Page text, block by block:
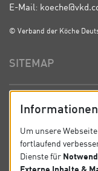
E-Mail:
© Verband der Köche
SITEMAP
News
Um unsere
fortlaufend
Dienste für
Externe Inhalte &